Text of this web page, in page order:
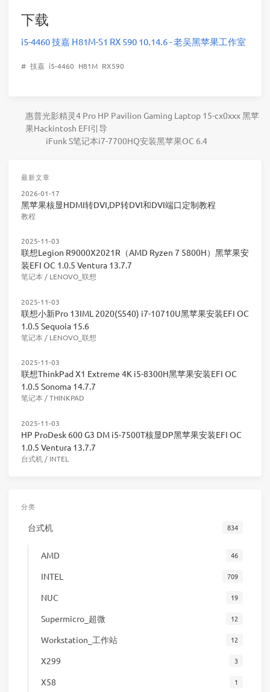
下载
i5-4460 技嘉 H81M-S1 RX 590 10.14.6 - 老吴黑苹果工作室
# 技嘉 i5-4460 H81M RX590
惠普光影精灵4 Pro HP Pavilion Gaming Laptop 15-cx0xxx 黑苹
果Hackintosh EFI引导
iFunk S笔记本i7-7700HQ安装黑苹果OC 6.4
最新文章
2026-01-17
黑苹果核显HDMI转DVI,DP转DVI和DVI端口定制教程
教程
2025-11-03
联想Legion R9000X2021R（AMD Ryzen 7 5800H）黑苹果安
装EFI OC 1.0.5 Ventura 13.7.7
笔记本/ LENOVO_联想
2025-11-03
联想小新Pro 13IML 2020(S540) i7-10710U黑苹果安装EFI OC
1.0.5 Sequoia 15.6
笔记本 / LENOVO_联想
2025-11-03
联想ThinkPad X1 Extreme 4K i5-8300H黑苹果安装EFI OC
1.0.5 Sonoma 14.7.7
笔记本/THINKPAD
2025-11-03
HP ProDesk 600 G3 DM i5-7500T核显DP黑苹果安装EFI OC
1.0.5 Ventura 13.7.7
台式机 / INTEL
分类
台式机 834
AMD 46
INTEL 709
NUC 19
Supermicro_超微 12
Workstation_工作站 12
X299 3
X58 1